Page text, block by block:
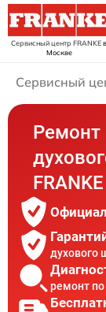
Сервисный центр FRANKEв
Москве
Сервисный
Ремонт
духового
ремонт